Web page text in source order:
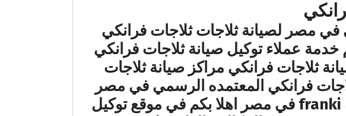
في مصر لصيانة ثلاجات ثلاجات فرانكي
عملاء توكيل صيانة ثلاجات فرانكي
ثلاجات فرانكي مراكز صيانة ثلاجات
فرانكي المعتمده الرسمي في مصر
مركز صيانة ثلاجات فرانكي المعتمد لصيانة الاجهزة المنزلية franki في مصر اهلا بكم في موقع توكيل